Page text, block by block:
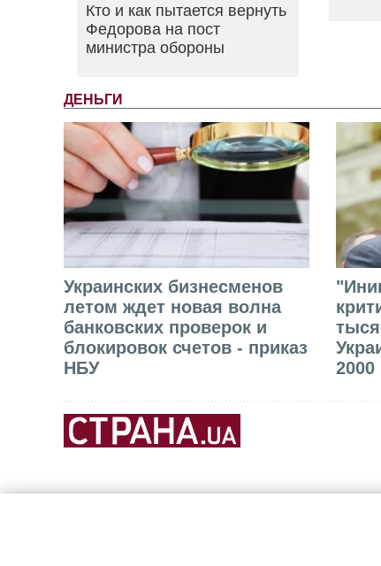
Кто и как пытается вернуть
Федорова на пост
министра обороны
ДЕНЬГИ
Украинских бизнесменов
летом ждет новая волна
банковских проверок и
блокировок счетов - приказ
НБУ
2000